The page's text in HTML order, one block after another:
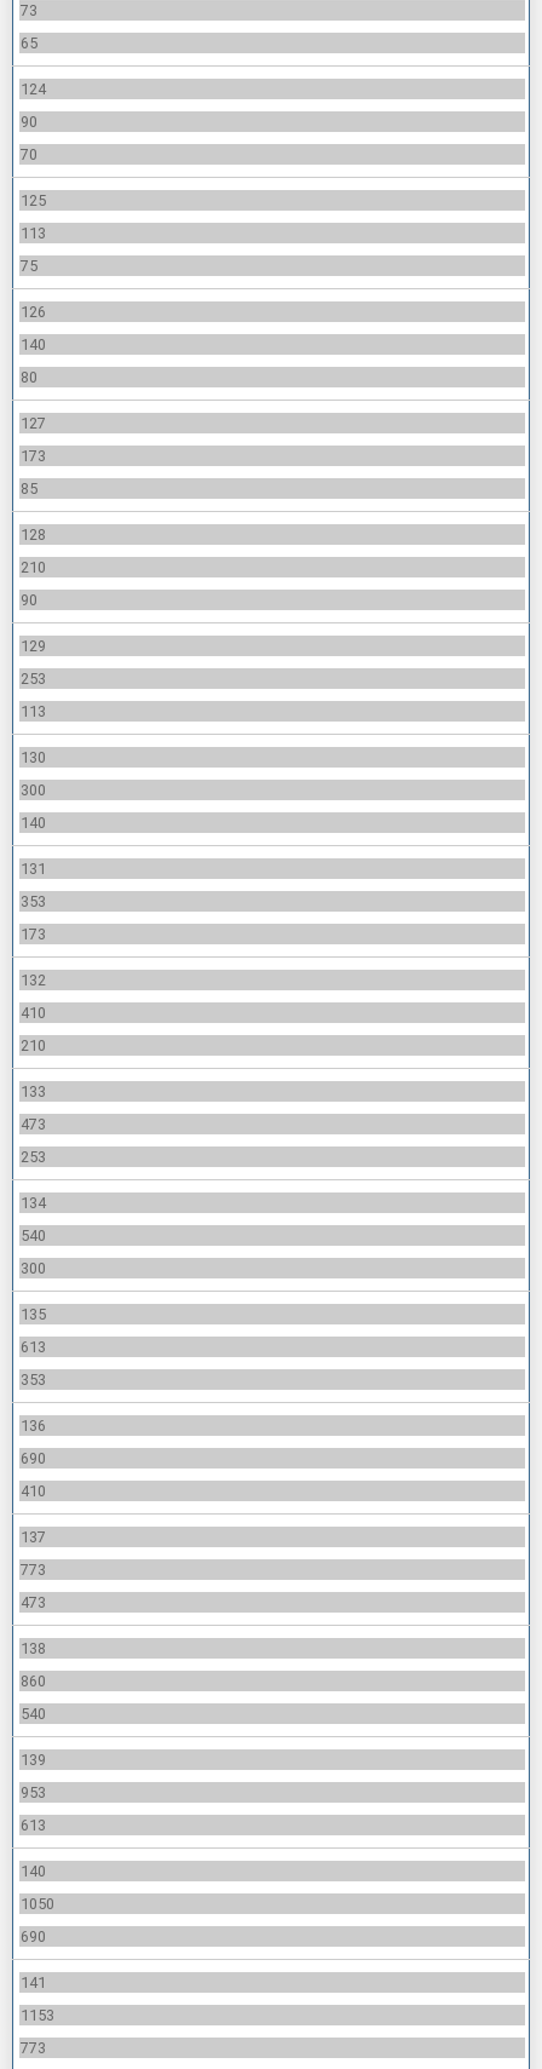
73
65
124
90
70
125
113
75
126
140
80
127
173
85
128
210
90
129
253
113
130
300
140
131
353
173
132
410
210
133
473
253
134
540
300
135
613
353
136
690
410
137
773
473
138
860
540
139
953
613
140
1050
690
141
1153
773